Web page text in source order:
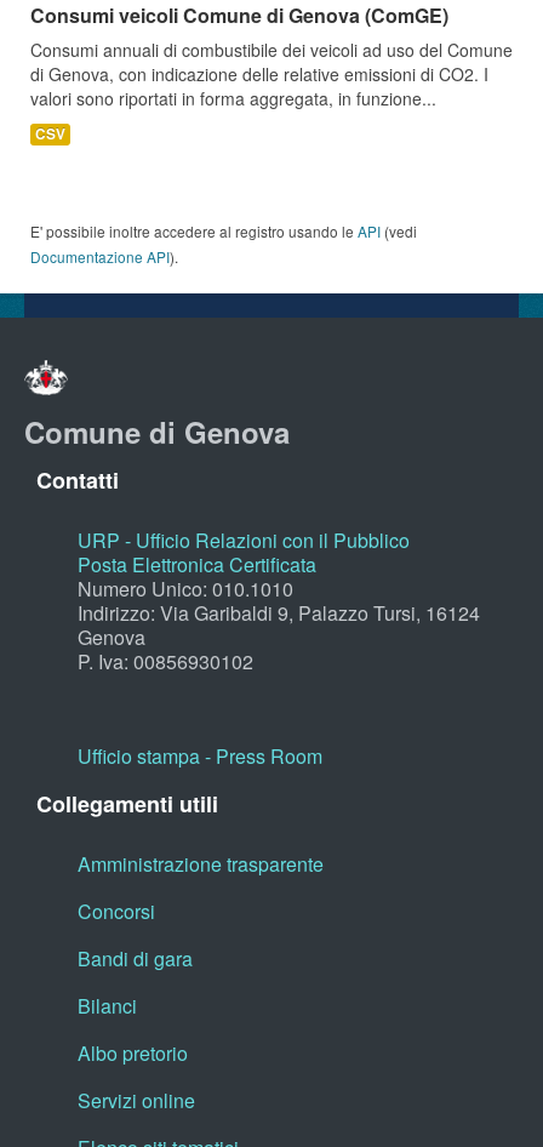
Consumi veicoli Comune di Genova (ComGE)
Consumi annuali di combustibile dei veicoli ad uso del Comune
di Genova, con indicazione delle relative emissioni di CO2. I
valori sono riportati in forma aggregata, in funzione...
CSV
E' possibile inoltre accedere al registro usando le API (vedi
Documentazione API).
Comune di Genova
Contatti
URP - Ufficio Relazioni con il Pubblico
Posta Elettronica Certificata
Numero Unico: 010.1010
Indirizzo: Via Garibaldi 9, Palazzo Tursi, 16124
Genova
P. Iva: 00856930102
Ufficio stampa - Press Room
Collegamenti utili
Amministrazione trasparente
Concorsi
Bandi di gara
Bilanci
Albo pretorio
Servizi online